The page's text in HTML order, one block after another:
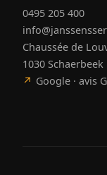
0495 205 400
Chaussée de
1030 Schaerbeek
↗ Google · avis